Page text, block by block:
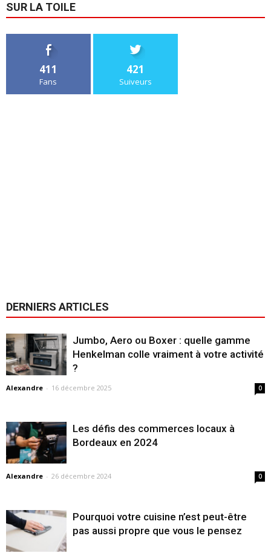
SUR LA TOILE
411
Fans
421
Suiveurs
DERNIERS ARTICLES
Jumbo, Aero ou Boxer : quelle gamme
Henkelman colle vraiment à votre activité
?
Alexandre - 16 décembre 2025 0
Les défis des commerces locaux à
Bordeaux en 2024
Alexandre - 26 décembre 2024 0
Pourquoi votre cuisine n’est peut-être
pas aussi propre que vous le pensez